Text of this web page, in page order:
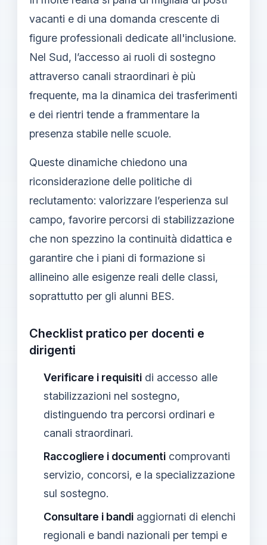
vacanti e di una domanda crescente di
figure professionali dedicate all'inclusione.
Nel Sud, l’accesso ai ruoli di sostegno
attraverso canali straordinari è più
frequente, ma la dinamica dei trasferimenti
e dei rientri tende a frammentare la
presenza stabile nelle scuole.
Queste dinamiche chiedono una
riconsiderazione delle politiche di
reclutamento: valorizzare l’esperienza sul
campo, favorire percorsi di stabilizzazione
che non spezzino la continuità didattica e
garantire che i piani di formazione si
allineino alle esigenze reali delle classi,
soprattutto per gli alunni BES.
Checklist pratico per docenti e
dirigenti
Verificare i requisiti di accesso alle
stabilizzazioni nel sostegno,
distinguendo tra percorsi ordinari e
canali straordinari.
Raccogliere i documenti comprovanti
servizio, concorsi, e la specializzazione
sul sostegno.
Consultare i bandi aggiornati di elenchi
regionali e bandi nazionali per tempi e